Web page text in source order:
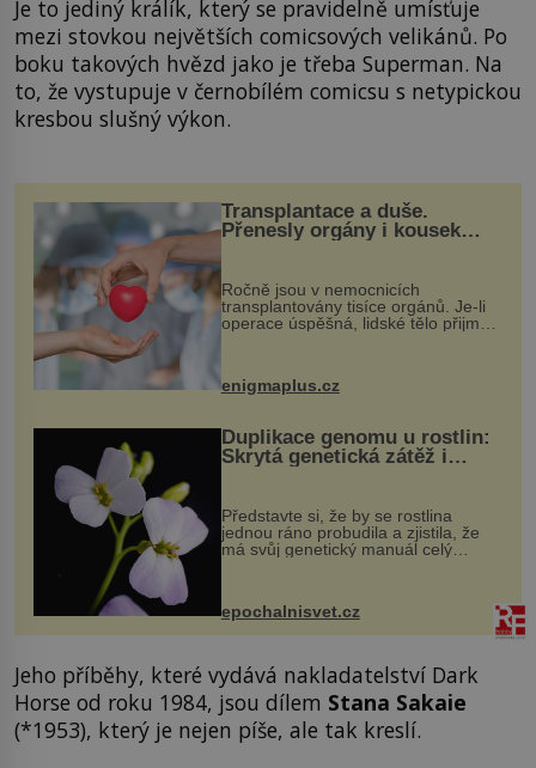
Je to jediný králík, který se pravidelně umísťuje
mezi stovkou největších comicsových velikánů. Po
boku takových hvězd jako je třeba Superman. Na
to, že vystupuje v černobílém comicsu s netypickou
kresbou slušný výkon.
Transplantace a duše.
Přenesly orgány i kousek
Ročně jsou v nemocnicích
transplantovány tisíce orgánů. Je-li
operace úspěšná, lidské tělo přijme
enigmaplus.cz
Duplikace genomu u rostlin:
Skrytá genetická zátěž i
Představte si, že by se rostlina
jednou ráno probudila a zjistila, že
má svůj genetický manuál celý
vstupenka...
epochalnisvet.cz
Jeho příběhy, které vydává nakladatelství Dark
Horse od roku 1984, jsou dílem Stana Sakaie
(*1953), který je nejen píše, ale tak kreslí.